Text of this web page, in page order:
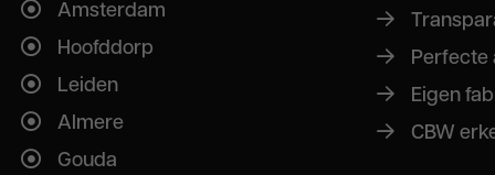
Amsterdam
Hoofddorp
Leiden
Almere
Gouda
Perfecte
Eigen
CBW